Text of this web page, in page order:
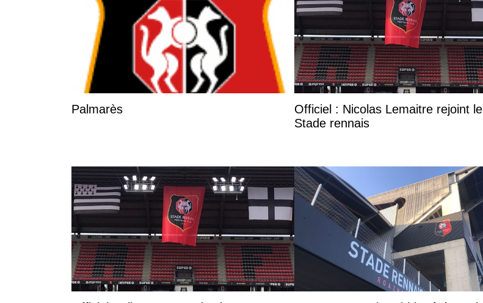
Palmarès
Officiel : Nicolas Lemaitre rejoint le
Stade rennais